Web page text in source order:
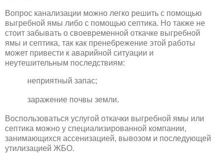
Вопрос канализации можно легко решить с помощью
выгребной ямы либо с помощью септика. Но также не
стоит забывать о своевременной откачке выгребной
ямы и септика, так как пренебрежение этой работы
может привести к аварийной ситуации и
неутешительным последствиям:
неприятный запас;
заражение почвы земли.
Воспользоваться услугой откачки выгребной ямы или
септика можно у специализированной компании,
занимающихся ассенизацией, вывозом и последующей
утилизацией ЖБО.